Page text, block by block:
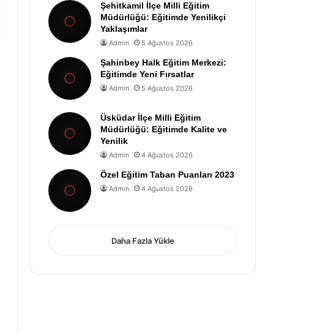
Şehitkamil İlçe Milli Eğitim
Müdürlüğü: Eğitimde Yenilikçi
Yaklaşımlar
Admin 5 Ağustos 2026
Şahinbey Halk Eğitim Merkezi:
Eğitimde Yeni Fırsatlar
Admin 5 Ağustos 2026
Üsküdar İlçe Milli Eğitim
Müdürlüğü: Eğitimde Kalite ve
Yenilik
Admin 4 Ağustos 2026
Özel Eğitim Taban Puanları 2023
Admin 4 Ağustos 2026
Daha Fazla Yükle